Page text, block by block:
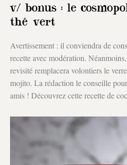
v/ bonus : le
thé vert
Avertissement : il conviendra de
recette avec modération.
revisité remplacera volontiers le
mojito. La rédaction le conseille
amis ! Découvrez cette recette de